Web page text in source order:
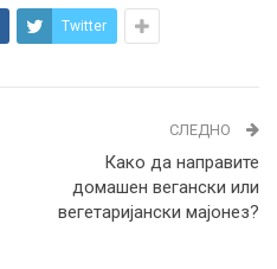
Twitter
СЛЕДНО
Како да направите
домашен вегански или
вегетаријански мајонез?